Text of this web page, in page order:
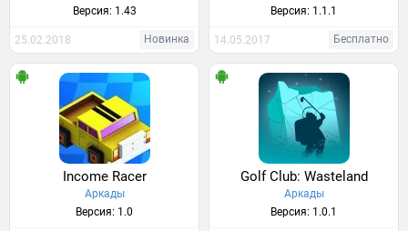
Версия: 1.43
25.02.2018 Новинка
Версия: 1.1.1
14.05.2017 Бесплатно
Income Racer
Аркады
Версия: 1.0
Golf Club: Wasteland
Аркады
Версия: 1.0.1